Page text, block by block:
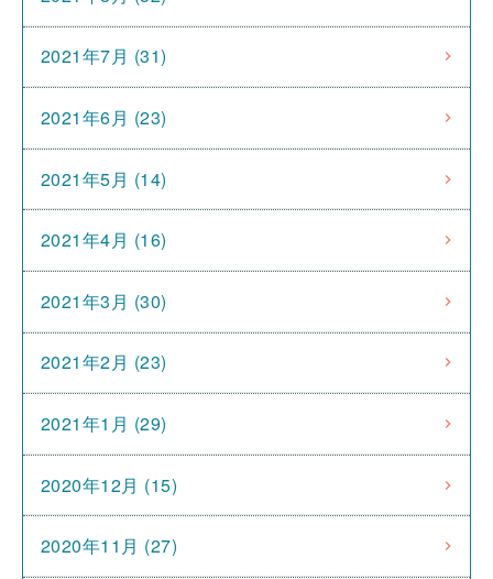
2021年7月 (31)
2021年6月 (23)
2021年5月 (14)
2021年4月 (16)
2021年3月 (30)
2021年2月 (23)
2021年1月 (29)
2020年12月 (15)
2020年11月 (27)